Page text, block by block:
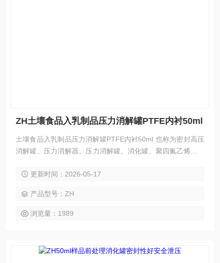
ZH土壤食品入乳制品压力消解罐PTFE内衬50ml
土壤食品入乳制品压力消解罐PTFE内衬50ml 也称为密封高压
消解罐、压力消解器、压力消解罐、消化罐、聚四氟乙烯高压
离子光谱质谱、原子吸收和原子荧光等化学分析方法中做样品
农产品、海产品、水产品等行业对茶叶中美术绿、稀土，果
蔬、粮油、蛋类、肉类，奶粉等里铅、铬、镉、甲基汞、无机
更新时间：2026-05-17
产品型号：ZH
浏览量：1989